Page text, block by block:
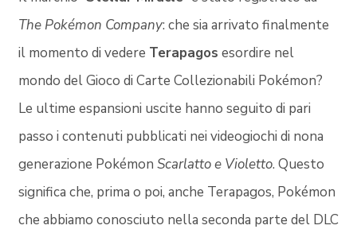
The Pokémon Company: che sia arrivato finalmente
il momento di vedere Terapagos esordire nel
mondo del Gioco di Carte Collezionabili Pokémon?
Le ultime espansioni uscite hanno seguito di pari
passo i contenuti pubblicati nei videogiochi di nona
generazione Pokémon Scarlatto e Violetto. Questo
significa che, prima o poi, anche Terapagos, Pokémon
che abbiamo conosciuto nella seconda parte del DLC